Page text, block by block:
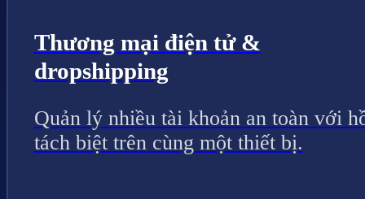
Thương mại điện tử &
dropshipping
Quản lý nhiều tài khoản an toàn với
tách biệt trên cùng một thiết bị.